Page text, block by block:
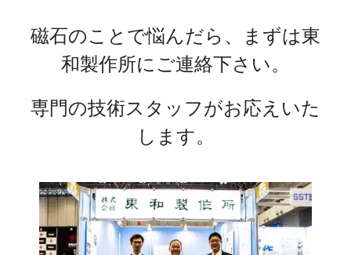
磁石のことで悩んだら、まずは東
和製作所にご連絡下さい。
専門の技術スタッフがお応えいた
します。